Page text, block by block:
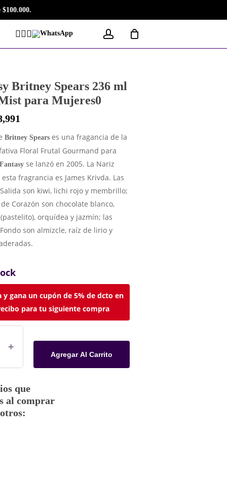
account
Facebook
Instagram
Tiktok
WhatsApp
Britney Spears 236 ml
para Mujeres0
Britney Spears es una fragancia de la
Floral Frutal Gourmand para
Fantasy se lanzó en 2005. La Nariz
fragrancia es James Krivda. Las
son kiwi, lichi rojo y membrillo;
Corazón son chocolate blanco,
orquídea y jazmín; las
son almizcle, raíz de lirio y
y gana un cupón de 5% de dcto en
para tu siguiente compra
Agregar Al Carrito
que
al comprar